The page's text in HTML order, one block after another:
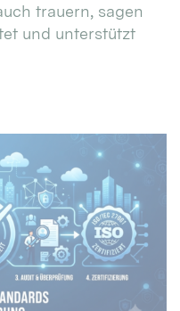
trauern, sagen
und unterstützt